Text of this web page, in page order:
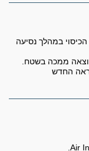
במהלך נסיעה
ממכה בשטח.
החדש